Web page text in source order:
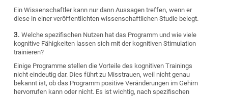
Ein Wissenschaftler kann nur dann Aussagen treffen, wenn er
diese in einer veröffentlichten wissenschaftlichen Studie belegt.
Welche spezifischen Nutzen hat das Programm und wie viele
kognitive Fähigkeiten lassen sich mit der kognitiven Stimulation
trainieren?
Einige Programme stellen die Vorteile des kognitiven Trainings
nicht eindeutig dar. Dies führt zu Misstrauen, weil nicht genau
bekannt ist, ob das Programm positive Veränderungen im Gehirn
hervorrufen kann oder nicht. Es ist wichtig, nach spezifischen